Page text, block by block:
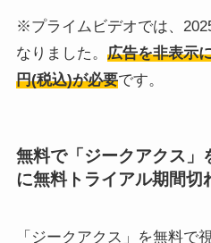
※プライムビデオでは、
なりました。 広告を非表示
円(税込)が必要です。
無料で「ジークアクス」
に無料トライアル期間切
「ジークアクス」を無料で